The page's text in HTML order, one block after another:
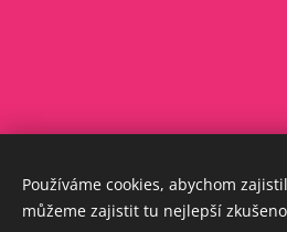
Používáme cookies, abychom
můžeme zajistit tu nejlepší